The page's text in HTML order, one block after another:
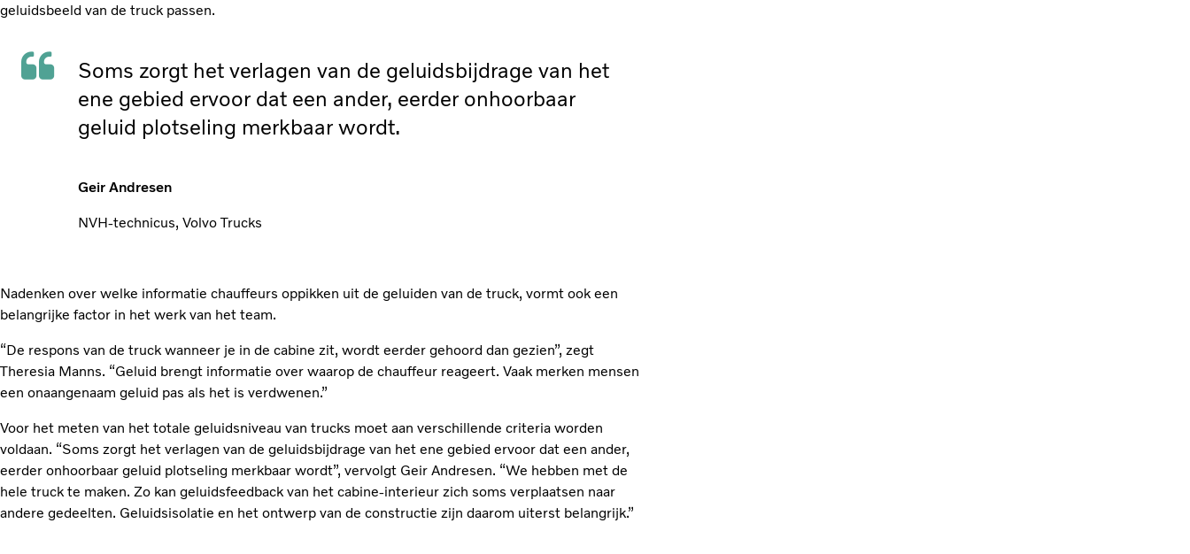
geluidsbeeld van de truck passen.
Soms zorgt het verlagen van de geluidsbijdrage van het
ene gebied ervoor dat een ander, eerder onhoorbaar
geluid plotseling merkbaar wordt.
Geir Andresen
NVH-technicus, Volvo Trucks
Nadenken over welke informatie chauffeurs oppikken uit de geluiden van de truck, vormt ook een
belangrijke factor in het werk van het team.
“De respons van de truck wanneer je in de cabine zit, wordt eerder gehoord dan gezien”, zegt
Theresia Manns. “Geluid brengt informatie over waarop de chauffeur reageert. Vaak merken mensen
een onaangenaam geluid pas als het is verdwenen.”
Voor het meten van het totale geluidsniveau van trucks moet aan verschillende criteria worden
voldaan. “Soms zorgt het verlagen van de geluidsbijdrage van het ene gebied ervoor dat een ander,
eerder onhoorbaar geluid plotseling merkbaar wordt”, vervolgt Geir Andresen. “We hebben met de
hele truck te maken. Zo kan geluidsfeedback van het cabine-interieur zich soms verplaatsen naar
andere gedeelten. Geluidsisolatie en het ontwerp van de constructie zijn daarom uiterst belangrijk.”